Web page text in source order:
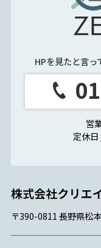
HPを見たと言っ
営
定休
〒390-0811 長野県松